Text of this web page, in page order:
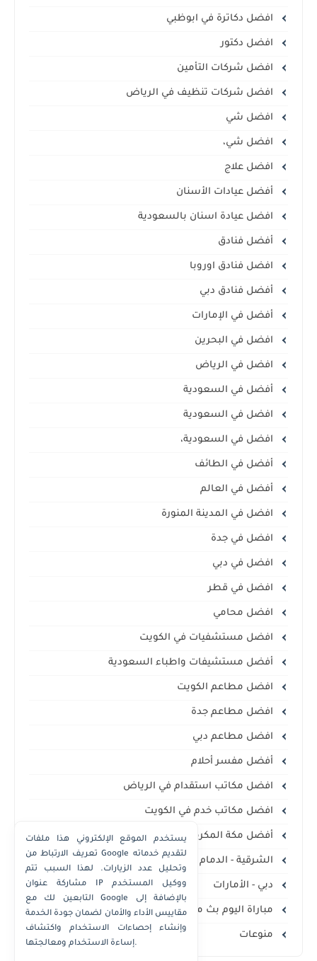
افضل دكاترة في ابوظبي
افضل دكتور
افضل شركات التأمين
افضل شركات تنظيف في الرياض
افضل شي
افضل شي،
افضل علاج
أفضل عيادات الأسنان
افضل عيادة اسنان بالسعودية
أفضل فنادق
افضل فنادق اوروبا
أفضل فنادق دبي
أفضل في الإمارات
افضل في البحرين
افضل في الرياض
أفضل في السعودية
افضل في السعودية
افضل في السعودية،
أفضل في الطائف
أفضل في العالم
افضل في المدينة المنورة
افضل في جدة
افضل في دبي
افضل في قطر
افضل محامي
افضل مستشفيات في الكويت
أفضل مستشيفات واطباء السعودية
افضل مطاعم الكويت
افضل مطاعم جدة
افضل مطاعم دبي
أفضل مفسر أحلام
افضل مكاتب استقدام في الرياض
افضل مكاتب خدم في الكويت
أفضل مكة المكرمة
الشرقية - الدمام الخبر
دبي - الأمارات
مباراة اليوم بث مباشر
منوعات
يستخدم الموقع الإلكتروني هذا ملفات
تعريف الارتباط من Google لتقديم خدماته
وتحليل عدد الزيارات. لهذا السبب تتم
مشاركة عنوان IP ووكيل المستخدم
التابعين لك مع Google بالإضافة إلى
مقاييس الأداء والأمان لضمان جودة الخدمة
وإنشاء إحصاءات الاستخدام واكتشاف
إساءة الاستخدام ومعالجتها.